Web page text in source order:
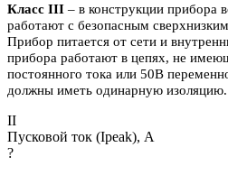
Класс III – в конструкции прибора
работают с безопасным
Прибор питается от сети и
прибора работают в цепях, не
постоянного тока или 50В
должны иметь одинарную изоляцию.
II
Пусковой ток (Ipeak), A
?